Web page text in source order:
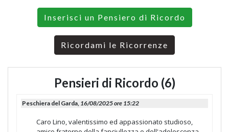
Inserisci un Pensiero di Ricordo
Ricordami le Ricorrenze
Pensieri di Ricordo (6)
Peschiera del Garda, 16/08/2025 ore 15:22
Caro Lino, valentissimo ed appassionato studioso,